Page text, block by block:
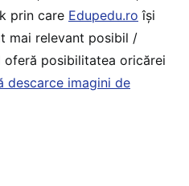
prin care Edupedu.ro îşi
mai relevant posibil /
oferă posibilitatea oricărei
descarce imagini de